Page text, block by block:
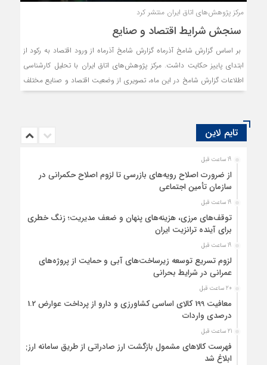
مرکز پژوهش‌های اتاق ایران منتشر کرد
سنجش شرایط اقتصاد و صنایع
بر اساس گزارش شامخ آذرماه گزارش شامخ آذرماه از ورود اقتصاد به رکود از
ابتدای پاییز حکایت داشت. مرکز پژوهش‌های اتاق ایران با تحلیل کارشناسی
اطلاعات گزارش شامخ در این ماه، تصویری از وضعیت اقتصاد و صنایع مختلف
تایم لاین
19 ساعت قبل
از ضرورت اصلاح رویه‌های بازرسی تا لزوم اصلاح حکمرانی در
سازمان تأمین اجتماعی
19 ساعت قبل
توقف‌های مرزی، هزینه‌های پنهان و ضعف مدیریت؛ زنگ خطری
برای آینده ترانزیت ایران
19 ساعت قبل
لزوم تسریع توسعه زیرساخت‌های آبی و حمایت از پروژه‌های
عمرانی در شرایط بحرانی
20 ساعت قبل
معافیت 199 کالای اساسی کشاورزی و دارو از پرداخت عوارض 1.2
درصدی واردات
21 ساعت قبل
فهرست کالاهای مشمول بازگشت ارز صادراتی از طریق سامانه ارزی
ابلاغ شد